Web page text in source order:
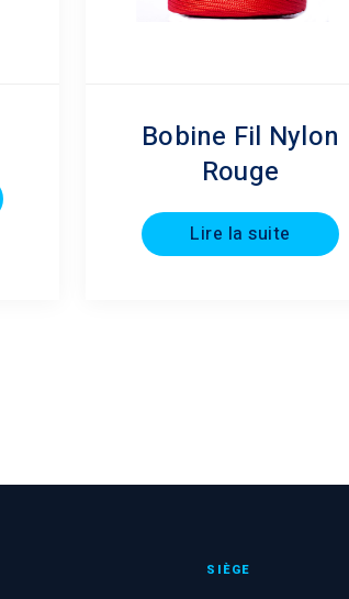
Bobine Fil Nylon
Rouge
Lire la suite
SIÈGE